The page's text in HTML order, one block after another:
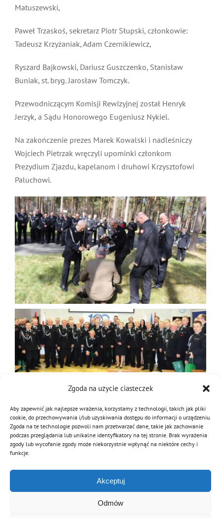
Zgoda na użycie ciasteczek
Aby zapewnić jak najlepsze wrażenia, korzystamy z technologii, takich jak pliki
cookie, do przechowywania i/lub uzyskiwania dostępu do informacji o urządzeniu.
Zgoda na te technologie pozwoli nam przetwarzać dane, takie jak zachowanie
podczas przeglądania lub unikalne identyfikatory na tej stronie. Brak wyrażenia
zgody lub wycofanie zgody może niekorzystnie wpłynąć na niektóre cechy i
funkcje.
Akceptuj
Odmów
Matuszewski,
Paweł Trzaskoś, sekretarz Piotr Słupski, członkowie:
Tadeusz Krzyżaniak, Adam Czernikiewicz,
Ryszard Bajkowski, Dariusz Guszczenko, Stanisław
Buniak, st. bryg. Jarosław Tomczyk.
Przewodniczącym Komisji Rewizyjnej został Henryk
Jerzyk, a Sądu Honorowego Eugeniusz Nykiel.
Na zakończenie prezes Marek Kowalski i nadleśniczy
Wojciech Pietrzak wręczyli upominki członkom
Prezydium Zjazdu, kapelanom i druhowi Krzysztofowi
Paluchowi.
Kategorie: Aktualności
Podziel się tą informacją